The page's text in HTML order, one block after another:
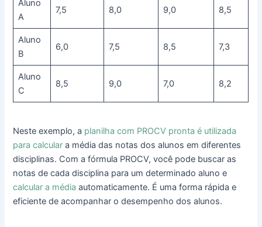
Aluno
A
7,5 8,0 9,0 8,5
Aluno
B
6,0 7,5 8,5 7,3
Aluno
C
8,5 9,0 7,0 8,2
Neste exemplo, a planilha com PROCV pronta é utilizada
para calcular a média das notas dos alunos em diferentes
disciplinas. Com a fórmula PROCV, você pode buscar as
notas de cada disciplina para um determinado aluno e
calcular a média automaticamente. É uma forma rápida e
eficiente de acompanhar o desempenho dos alunos.